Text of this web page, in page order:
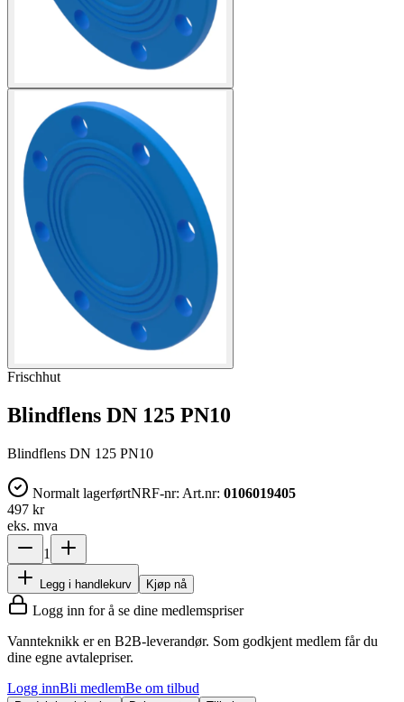
Frischhut
Blindflens DN 125 PN10
Blindflens DN 125 PN10
Normalt lagerførtNRF-nr: Art.nr: 0106019405
497 kr
eks. mva
1
Legg i handlekurv Kjøp nå
Logg inn for å se dine medlemspriser
Vannteknikk er en B2B-leverandør. Som godkjent medlem får du
dine egne avtalepriser.
Logg innBli medlemBe om tilbud